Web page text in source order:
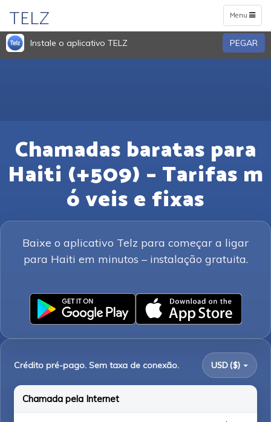
Toggle
navigation
Menu
TELZ
Instale o aplicativo TELZ PEGAR
Chamadas baratas para
Haiti (+509) – Tarifas m
ó veis e fixas
Baixe o aplicativo Telz para começar a ligar
para Haiti em minutos – instalação gratuita.
Crédito pré-pago. Sem taxa de conexão. USD ($)
Chamada pela Internet